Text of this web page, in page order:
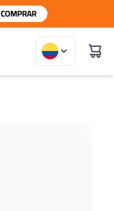
COMPRAR